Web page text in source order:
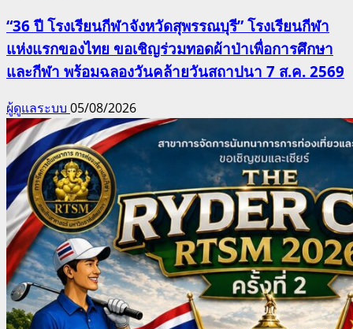
“36 ปี โรงเรียนกีฬาจังหวัดสุพรรณบุรี” โรงเรียนกีฬา
แห่งแรกของไทย ขอเชิญร่วมทอดผ้าป่าเพื่อการศึกษา
และกีฬา พร้อมฉลองวันคล้ายวันสถาปนา 7 ส.ค. 2569
ผู้ดูแลระบบ 05/08/2026